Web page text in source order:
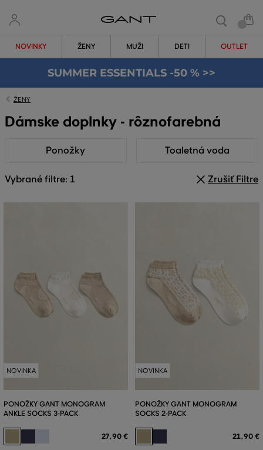
NOVINKY ŽENY MUŽI DETI OUTLET
SUMMER ESSENTIALS -50 % >>
ŽENY
Dámske doplnky - rôznofarebná
Ponožky Toaletná voda
Vybrané filtre: 1 Zrušiť Filtre
NOVINKA
PONOŽKY GANT MONOGRAM
ANKLE SOCKS 3-PACK
27,90 €
NOVINKA
PONOŽKY GANT MONOGRAM
SOCKS 2-PACK
21,90 €